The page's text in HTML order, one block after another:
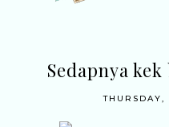
Sedapnya
THURSDAY,